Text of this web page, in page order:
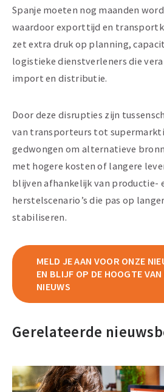
Spanje moeten nog maanden
waardoor exporttijd en
zet extra druk op planning,
logistieke dienstverleners die
import en distributie.
Door deze disrupties zijn
van transporteurs tot
gedwongen om alternatieve
met hogere kosten of langere
blijven afhankelijk van productie-
herstelscenario’s die pas op
stabiliseren.
MELD JE AAN VOOR ONZE
EN BLIJF OP DE HOOGTE
NIEUWS
Gerelateerde